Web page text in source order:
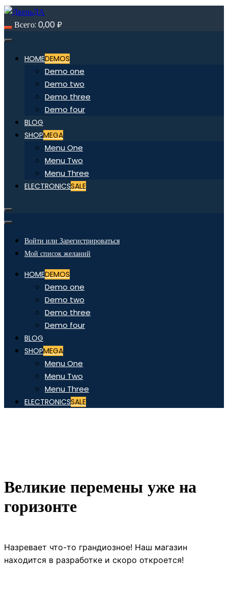
Всего: 0,00₽
HOMEDEMOS
Demo one
Demo two
Demo three
Demo four
BLOG
SHOPMEGA
Menu One
Menu Two
Menu Three
ELECTRONICSSALE
Войти или Зарегистрироваться
Мой список желаний
HOMEDEMOS
Demo one
Demo two
Demo three
Demo four
BLOG
SHOPMEGA
Menu One
Menu Two
Menu Three
ELECTRONICSSALE
Великие перемены уже на
горизонте
Назревает что-то грандиозное! Наш магазин
находится в разработке и скоро откроется!